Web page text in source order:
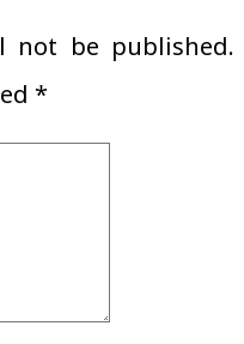
not be published.
*